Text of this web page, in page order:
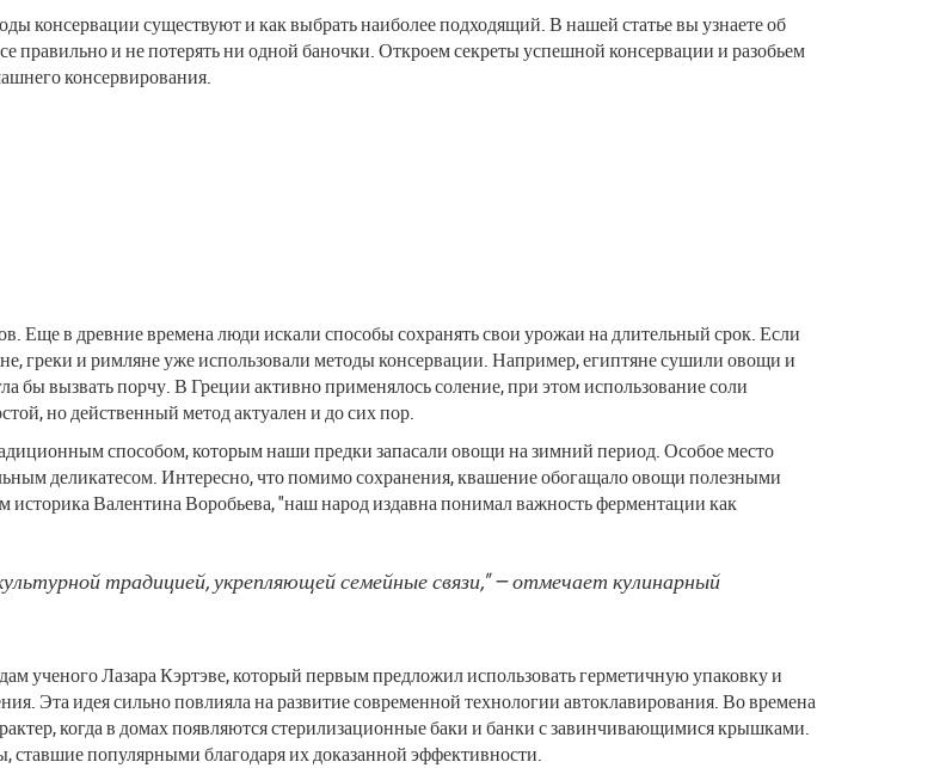
консервации существуют и как выбрать наиболее подходящий. В нашей статье вы узнаете об
правильно и не потерять ни одной баночки. Откроем секреты успешной консервации и разобьем
консервирования.
Еще в древние времена люди искали способы сохранять свои урожаи на длительный срок. Если
греки и римляне уже использовали методы консервации. Например, египтяне сушили овощи и
бы вызвать порчу. В Греции активно применялось соление, при этом использование соли
но действенный метод актуален и до сих пор.
способом, которым наши предки запасали овощи на зимний период. Особое место
деликатесом. Интересно, что помимо сохранения, квашение обогащало овощи полезными
Валентина Воробьева, "наш народ издавна понимал важность ферментации как
традицией, укрепляющей семейные связи," — отмечает кулинарный
ученого Лазара Кэртэве, который первым предложил использовать герметичную упаковку и
Эта идея сильно повлияла на развитие современной технологии автоклавирования. Во времена
когда в домах появляются стерилизационные баки и банки с завинчивающимися крышками.
ставшие популярными благодаря их доказанной эффективности.